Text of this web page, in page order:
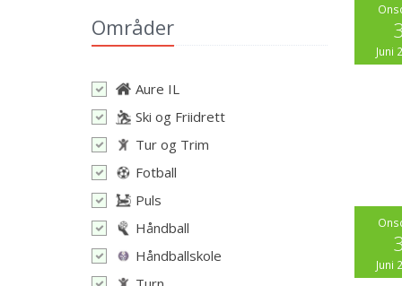
Områder
Aure IL
Ski og Friidrett
Tur og Trim
Fotball
Puls
Håndball
Håndballskole
3
Juni
3
Juni